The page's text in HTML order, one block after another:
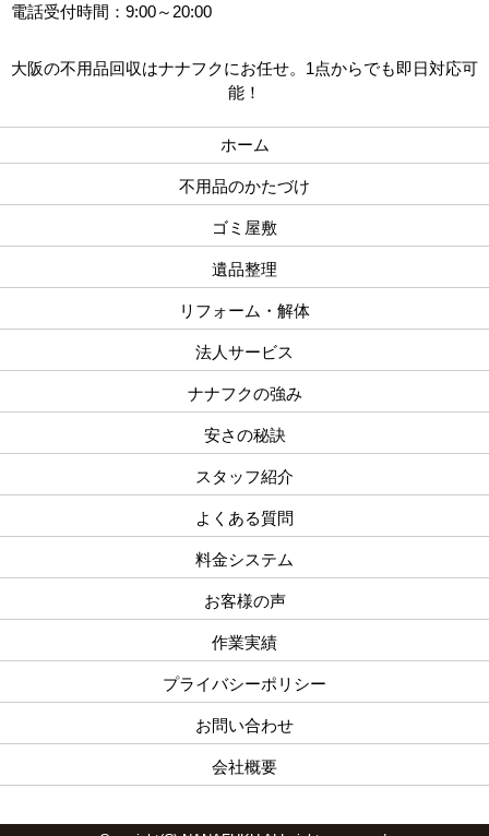
電話受付時間：9:00～20:00
大阪の不用品回収はナナフクにお任せ。1点からでも即日対応可
能！
ホーム
不用品のかたづけ
ゴミ屋敷
遺品整理
リフォーム・解体
法人サービス
ナナフクの強み
安さの秘訣
スタッフ紹介
よくある質問
料金システム
お客様の声
作業実績
プライバシーポリシー
お問い合わせ
会社概要